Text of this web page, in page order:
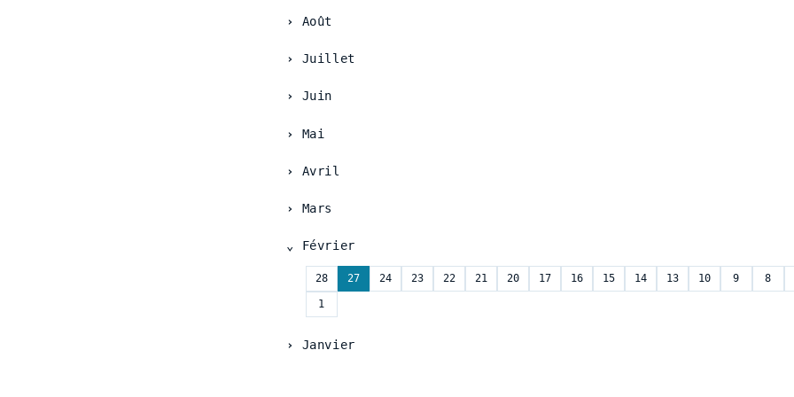
Août
Juillet
Juin
Mai
Avril
Mars
Février
28 27 24 23 22 21 20 17 16 15 14 13 10 9 8
1
Janvier